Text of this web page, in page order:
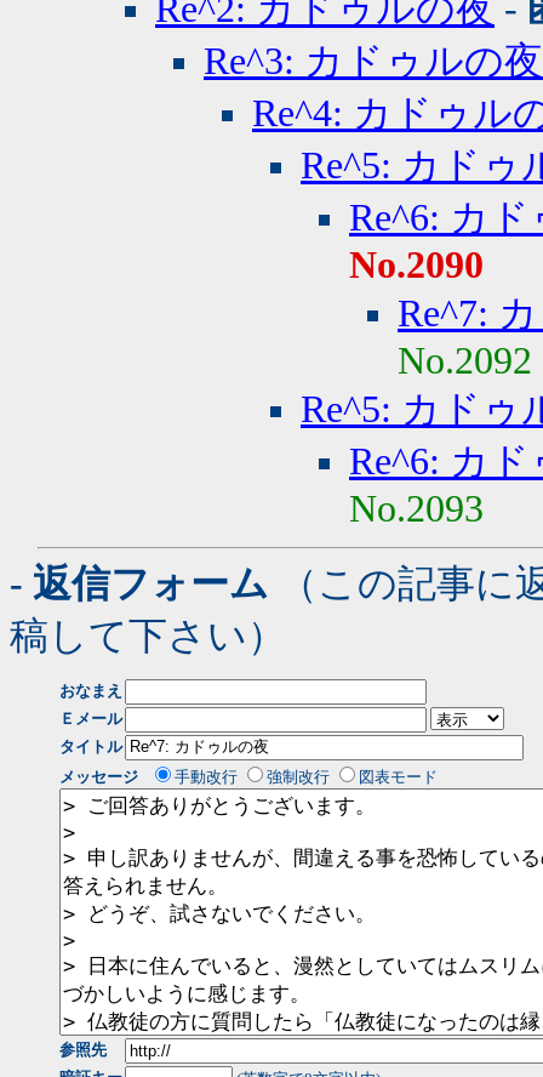
Re^2: カドゥルの夜 -
Re^3: カドゥルの夜
Re^4: カドゥル
Re^5: カドゥ
Re^6: カ
No.2090
Re^7:
No.2092
Re^5: カドゥ
Re^6: カ
No.2093
- 返信フォーム （この記事に
稿して下さい）
おなまえ
Ｅメール
タイトル
メッセージ
手動改行 強制改行 図表モード
参照先